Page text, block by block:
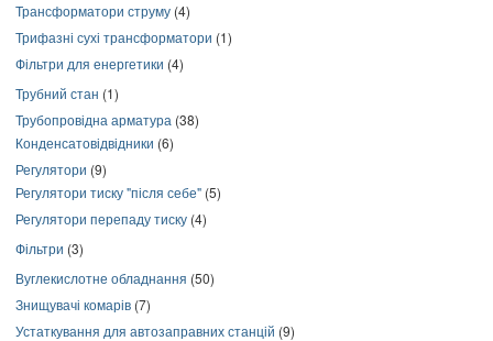
Трансформатори струму (4)
Трифазні сухі трансформатори (1)
Фільтри для енергетики (4)
Трубний стан (1)
Трубопровідна арматура (38)
Конденсатовідвідники (6)
Регулятори (9)
Регулятори тиску "після себе" (5)
Регулятори перепаду тиску (4)
Фільтри (3)
Вуглекислотне обладнання (50)
Знищувачі комарів (7)
Устаткування для автозаправних станцій (9)